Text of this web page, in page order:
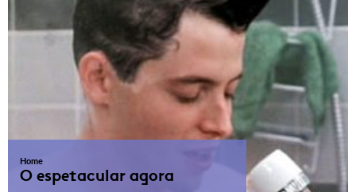
Home
O espetacular agora